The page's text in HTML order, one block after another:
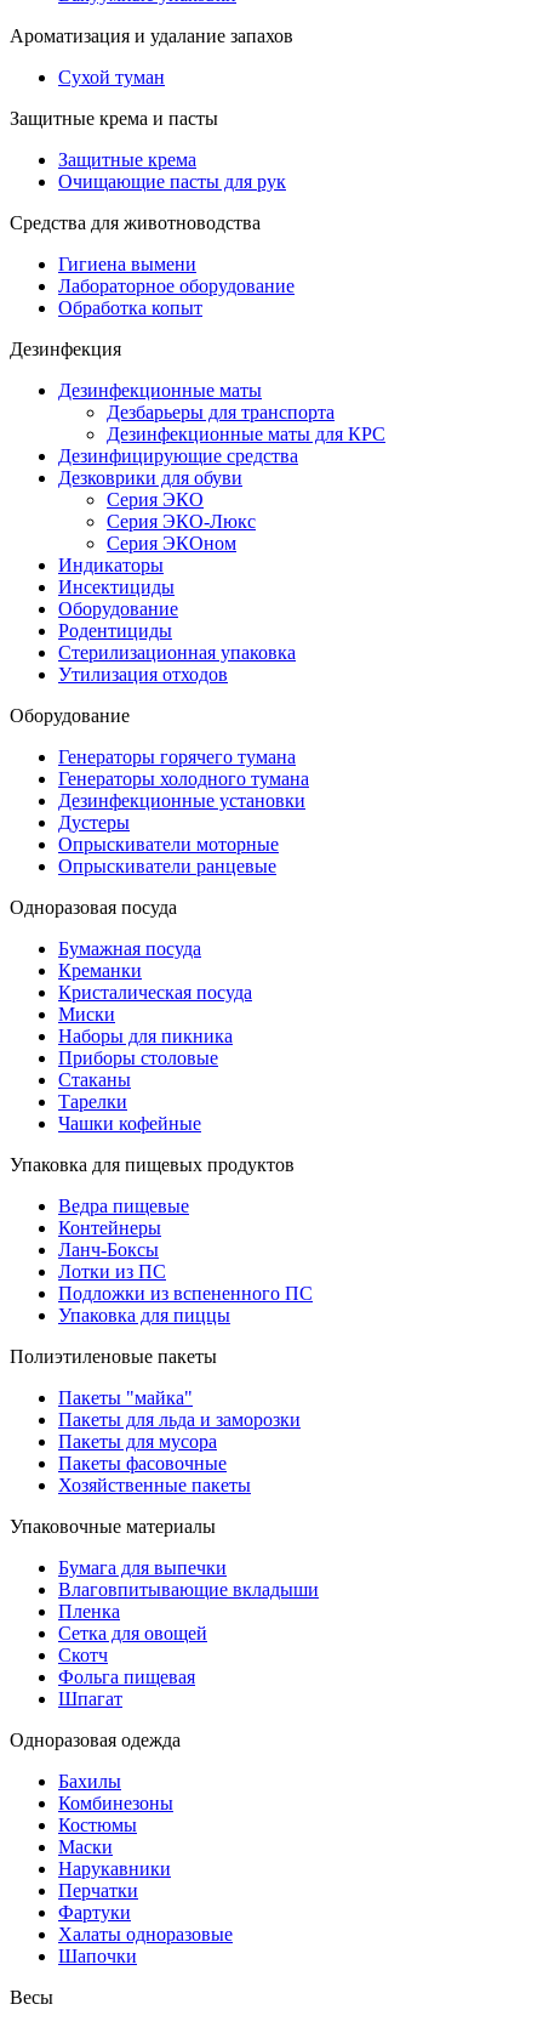
Ароматизация и удалание запахов
Сухой туман
Защитные крема и пасты
Защитные крема
Очищающие пасты для рук
Средства для животноводства
Гигиена вымени
Лабораторное оборудование
Обработка копыт
Дезинфекция
Дезинфекционные маты
Дезбарьеры для транспорта
Дезинфекционные маты для КРС
Дезинфицирующие средства
Дезковрики для обуви
Серия ЭКО
Серия ЭКО-Люкс
Серия ЭКОном
Индикаторы
Инсектициды
Оборудование
Родентициды
Стерилизационная упаковка
Утилизация отходов
Оборудование
Генераторы горячего тумана
Генераторы холодного тумана
Дезинфекционные установки
Дустеры
Опрыскиватели моторные
Опрыскиватели ранцевые
Одноразовая посуда
Бумажная посуда
Креманки
Кристалическая посуда
Миски
Наборы для пикника
Приборы столовые
Стаканы
Тарелки
Чашки кофейные
Упаковка для пищевых продуктов
Ведра пищевые
Контейнеры
Ланч-Боксы
Лотки из ПС
Подложки из вспененного ПС
Упаковка для пиццы
Полиэтиленовые пакеты
Пакеты "майка"
Пакеты для льда и заморозки
Пакеты для мусора
Пакеты фасовочные
Хозяйственные пакеты
Упаковочные материалы
Бумага для выпечки
Влаговпитывающие вкладыши
Пленка
Сетка для овощей
Скотч
Фольга пищевая
Шпагат
Одноразовая одежда
Бахилы
Комбинезоны
Костюмы
Маски
Нарукавники
Перчатки
Фартуки
Халаты одноразовые
Шапочки
Весы